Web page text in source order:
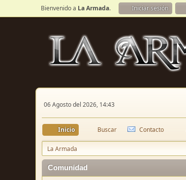
Bienvenido a La Armada. Iniciar sesión
06 Agosto del 2026, 14:43
Inicio Buscar Contacto
La Armada
Comunidad